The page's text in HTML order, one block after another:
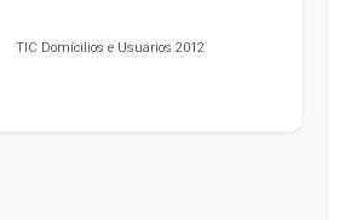
TIC Domícilios e Usuários 2012